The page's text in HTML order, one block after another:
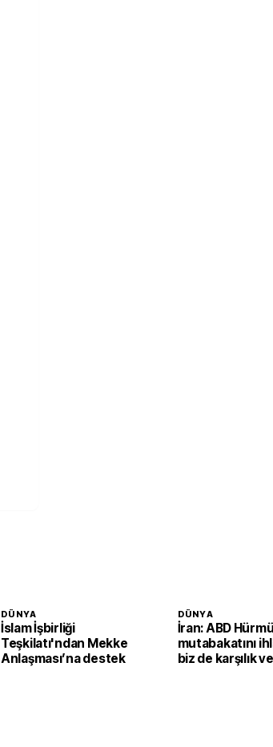
DÜNYA
İslam İşbirliği
Teşkilatı'ndan Mekke
Anlaşması’na destek
DÜNYA
İran: ABD
mutabakatını
biz de karşılık